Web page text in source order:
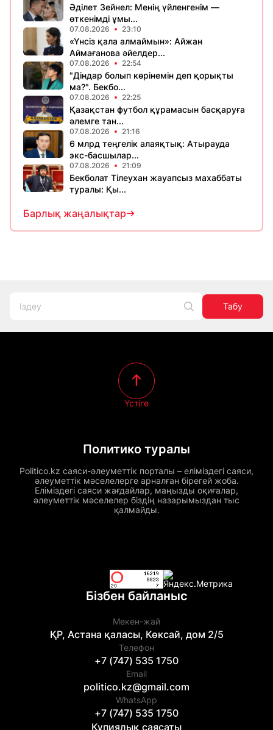
Әділет Зейнел: Менің үйленгенім —
өткенімді ұмы...
07.08.2026 23:10
«Үнсіз қала алмаймын»: Айжан
Аймағанова әйелдер...
07.08.2026 22:54
"Діндар болып көрінемін деп қорықты
ма?". Бекбо...
07.08.2026 22:25
Қазақстан футбол құрамасын басқаруға
әлемге тан...
07.08.2026 21:16
6 млрд теңгелік алаяқтық: Атырауда
экс-басшылар...
07.08.2026 21:09
Бекболат Тілеухан жауапсыз махаббаты
туралы: Қы...
Барлық жаңалықтар
Табу
Политико туралы
Politico.kz саяси-әлеуметтік порталы – еліміздегі саяси,
әлеуметтік мәселелерге арналған бірегей жоба.
Еліміздегі саяси жағдайлар, маңызды оқиғалар,
әлеуметтік мәселелер біздің назарымыздан тыс
қалмайды.
Үстіге
Бізбен байланыс
Мекен-жай
ҚР, Астана қаласы, Көксай, дом 2/5
Телефон
+7 (747) 535 1750
Email
politico.kz@gmail.com
WhatsApp
+7 (747) 535 1750
Құпиялық саясаты